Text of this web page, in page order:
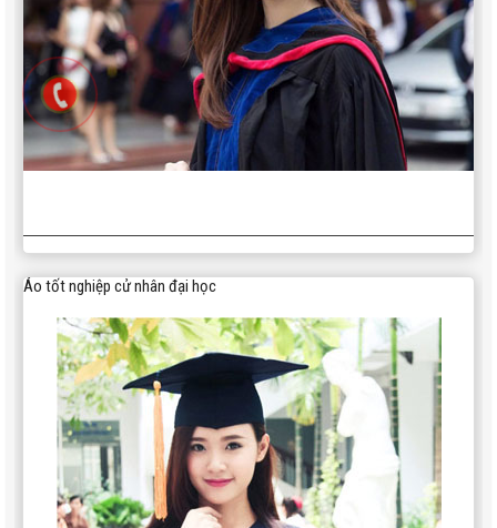
Áo tốt nghiệp cử nhân đại học